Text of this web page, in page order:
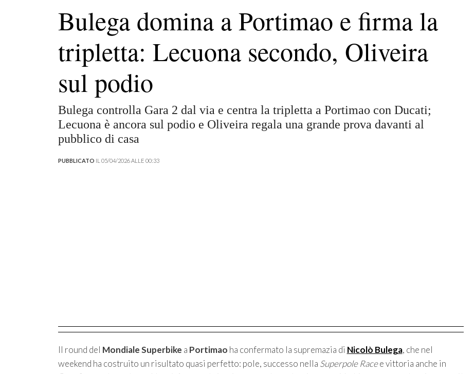
Bulega domina a Portimao e firma la
tripletta: Lecuona secondo, Oliveira
sul podio
Bulega controlla Gara 2 dal via e centra la tripletta a Portimao con Ducati;
Lecuona è ancora sul podio e Oliveira regala una grande prova davanti al
pubblico di casa
PUBBLICATO IL 05/04/2026 ALLE 00:33
Il round del Mondiale Superbike a Portimao ha confermato la supremazia di Nicolò Bulega, che nel
weekend ha costruito un risultato quasi perfetto: pole, successo nella Superpole Racee vittoria anche in